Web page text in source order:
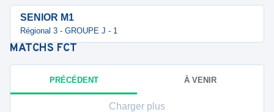
SENIOR M1
Régional 3 - GROUPE J - 1
MATCHS FCT
PRÉCÉDENT À VENIR
Charger plus